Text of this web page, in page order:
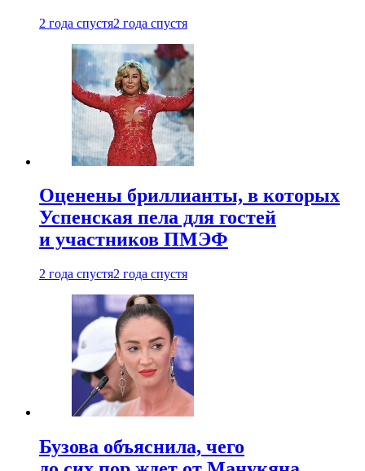
2 года спустя2 года спустя
Оценены бриллианты, в которых
Успенская пела для гостей
и участников ПМЭФ
2 года спустя2 года спустя
Бузова объяснила, чего